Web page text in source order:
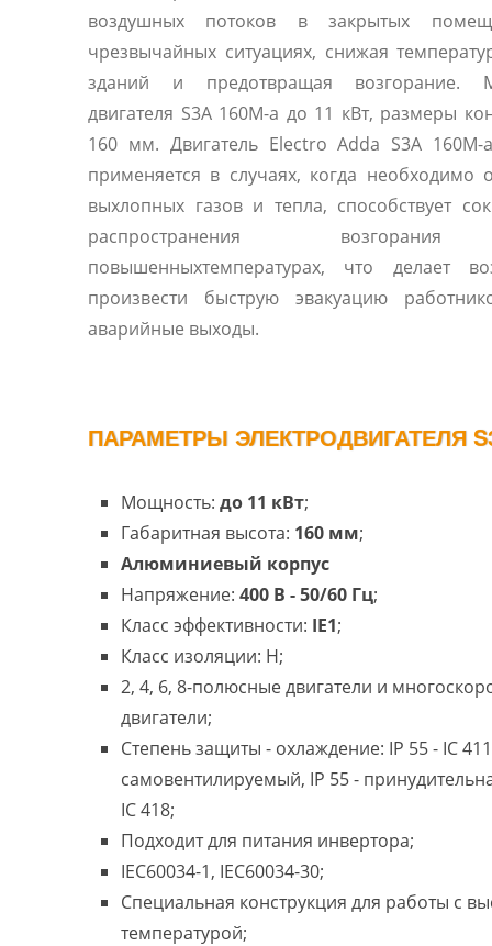
воздушных потоков в закрытых
чрезвычайных ситуациях, снижая
зданий и предотвращая возгорание.
двигателя S3A 160M-a до 11 кВт, размеры
160 мм. Двигатель Electro Adda S3A 160M-
применяется в случаях, когда необходимо
выхлопных газов и тепла, способствует
распространения
повышенныхтемпературах, что делает
произвести быструю эвакуацию
аварийные выходы.
ПАРАМЕТРЫ ЭЛЕКТРОДВИГАТЕЛЯ
Мощность: до 11 кВт;
Габаритная высота: 160 мм;
Алюминиевый корпус
Напряжение: 400 В - 50/60 Гц;
Класс эффективности: IE1;
Класс изоляции: H;
2, 4, 6, 8-полюсные двигатели и
двигатели;
Степень защиты - охлаждение: IP 55 - IC 411
самовентилируемый, IP 55 -
IC 418;
Подходит для питания инвертора;
IEC60034-1, IEC60034-30;
Специальная конструкция для работы с
температурой;